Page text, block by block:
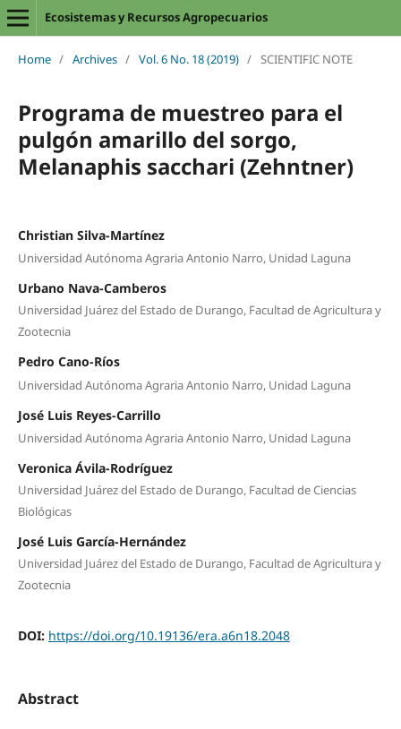
Ecosistemas y Recursos Agropecuarios
Home / Archives / Vol. 6 No. 18 (2019) / SCIENTIFIC NOTE
Programa de muestreo para el
pulgón amarillo del sorgo,
Melanaphis sacchari (Zehntner)
Christian Silva-Martínez
Universidad Autónoma Agraria Antonio Narro, Unidad Laguna
Urbano Nava-Camberos
Universidad Juárez del Estado de Durango, Facultad de Agricultura y
Zootecnia
Pedro Cano-Ríos
Universidad Autónoma Agraria Antonio Narro, Unidad Laguna
José Luis Reyes-Carrillo
Universidad Autónoma Agraria Antonio Narro, Unidad Laguna
Veronica Ávila-Rodríguez
Universidad Juárez del Estado de Durango, Facultad de Ciencias
Biológicas
José Luis García-Hernández
Universidad Juárez del Estado de Durango, Facultad de Agricultura y
Zootecnia
DOI: https://doi.org/10.19136/era.a6n18.2048
Abstract